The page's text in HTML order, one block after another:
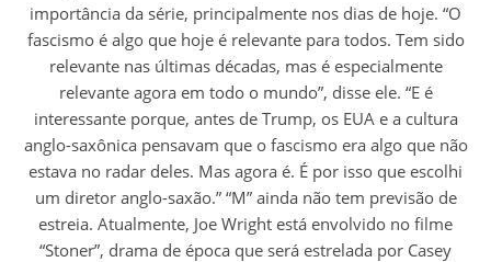
importância da série, principalmente nos dias de hoje. “O
fascismo é algo que hoje é relevante para todos. Tem sido
relevante nas últimas décadas, mas é especialmente
relevante agora em todo o mundo”, disse ele. “E é
interessante porque, antes de Trump, os EUA e a cultura
anglo-saxônica pensavam que o fascismo era algo que não
estava no radar deles. Mas agora é. É por isso que escolhi
um diretor anglo-saxão.” “M” ainda não tem previsão de
estreia. Atualmente, Joe Wright está envolvido no filme
“Stoner”, drama de época que será estrelada por Casey